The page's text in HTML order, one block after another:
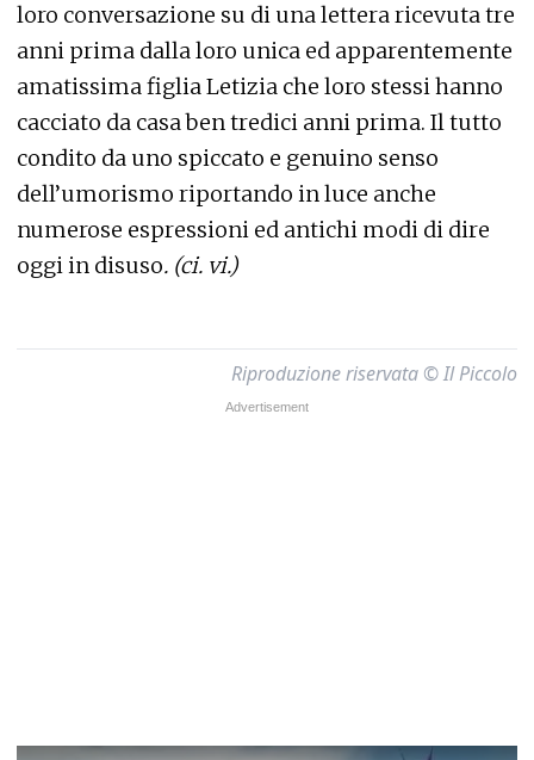
loro conversazione su di una lettera ricevuta tre
anni prima dalla loro unica ed apparentemente
amatissima figlia Letizia che loro stessi hanno
cacciato da casa ben tredici anni prima. Il tutto
condito da uno spiccato e genuino senso
dell’umorismo riportando in luce anche
numerose espressioni ed antichi modi di dire
oggi in disuso. (ci. vi.)
Riproduzione riservata © Il Piccolo